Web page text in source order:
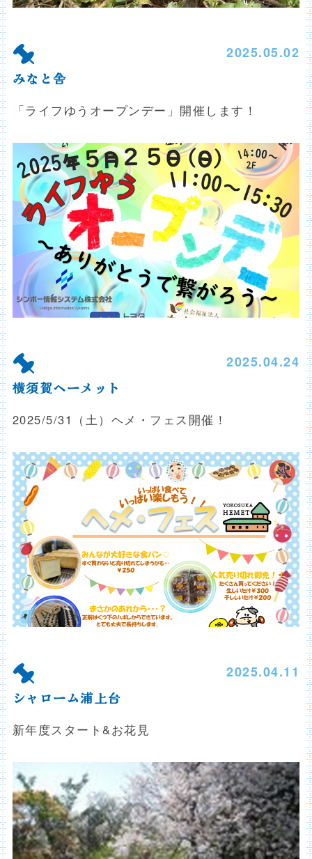
2025.05.02
みなと舎
「ライフゆうオープンデー」開催します！
2025.04.24
横須賀ヘーメット
2025/5/31（土）ヘメ・フェス開催！
2025.04.11
シャローム浦上台
新年度スタート&お花見